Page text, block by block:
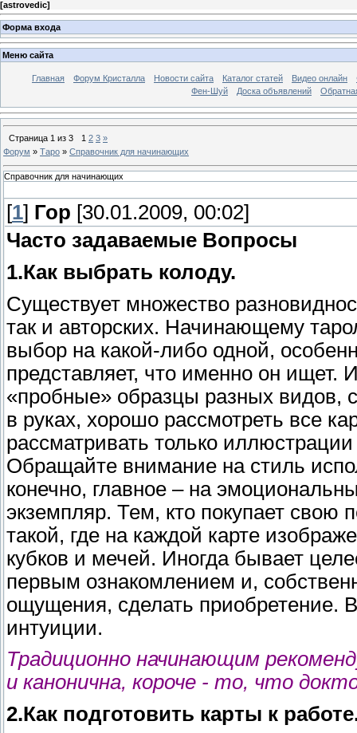
[astrovedic]
Форма входа
Меню сайта
Главная Форум Кристалла Новости сайта Каталог статей Видео онлайн
Фен-Шуй
Доска объявлений
Страница 1 из 3 1 2 3 »
Форум » Таро » Справочник для начинающих
Справочник для начинающих
[1] Гор [30.01.2009, 00:02]
Часто задаваемые Вопросы
1.Как выбрать колоду.
Существует множество
так и авторских. Начинающему
выбор на какой-либо одной,
представляет, что именно он ищет.
«пробные» образцы разных видов,
в руках, хорошо рассмотреть все
рассматривать только
Обращайте внимание на стиль
конечно, главное – на
экземпляр. Тем, кто покупает свою
такой, где на каждой карте
кубков и мечей. Иногда бывает
первым ознакомлением и,
ощущения, сделать приобретение.
интуиции.
Традиционно начинающим
и канонична, короче - то, что
2.Как подготовить карты к